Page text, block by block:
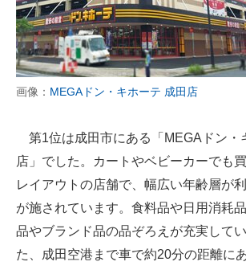
画像： MEGAドン・キホーテ 成田店
第1位は成田市にある「MEGAドン・
店」でした。カートやベビーカーでも
レイアウトの店舗で、幅広い年齢層が
が施されています。食料品や日用消耗
品やブランド品の品ぞろえが充実して
た、成田空港まで車で約20分の距離に